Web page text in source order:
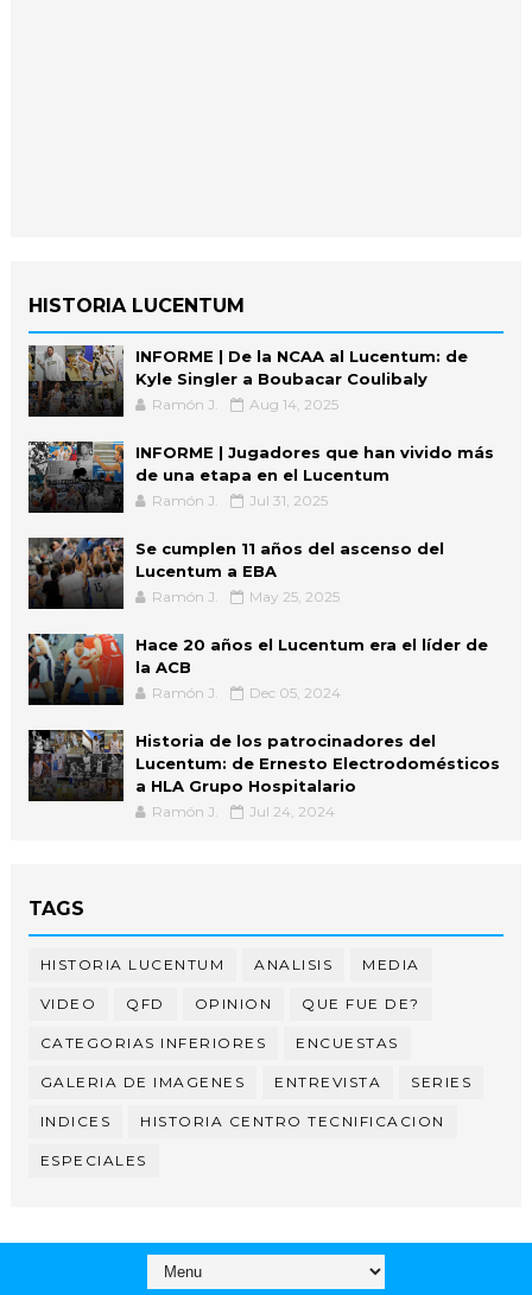
HISTORIA LUCENTUM
INFORME | De la NCAA al Lucentum: de
Kyle Singler a Boubacar Coulibaly
Ramón J. Aug 14, 2025
INFORME | Jugadores que han vivido más
de una etapa en el Lucentum
Ramón J. Jul 31, 2025
Se cumplen 11 años del ascenso del
Lucentum a EBA
Ramón J. May 25, 2025
Hace 20 años el Lucentum era el líder de
la ACB
Ramón J. Dec 05, 2024
Historia de los patrocinadores del
Lucentum: de Ernesto Electrodomésticos
a HLA Grupo Hospitalario
Ramón J. Jul 24, 2024
TAGS
HISTORIA LUCENTUM ANALISIS MEDIA
VIDEO QFD OPINION QUE FUE DE?
CATEGORIAS INFERIORES ENCUESTAS
GALERIA DE IMAGENES ENTREVISTA SERIES
INDICES HISTORIA CENTRO TECNIFICACION
ESPECIALES